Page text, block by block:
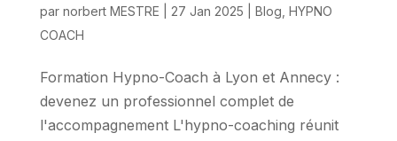
par norbert MESTRE 27 Jan 2025 Blog HYPNO
COACH
Formation Hypno-Coach à Lyon et Annecy :
devenez un professionnel complet de
l'accompagnement L'hypno-coaching réunit